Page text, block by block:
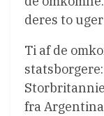
deres to
Ti af de
fra